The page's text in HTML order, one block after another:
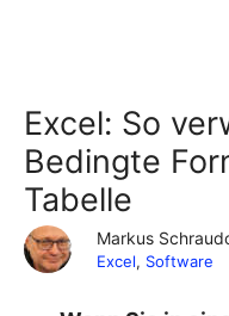
Excel: So
Bedingte
Tabelle
Markus
Excel, Software